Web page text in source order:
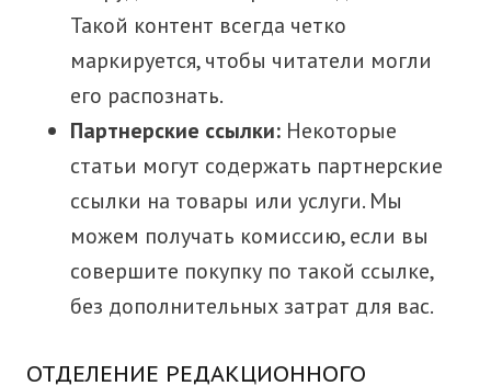
Такой контент всегда четко
маркируется, чтобы читатели могли
его распознать.
Партнерские ссылки: Некоторые
статьи могут содержать партнерские
ссылки на товары или услуги. Мы
можем получать комиссию, если вы
совершите покупку по такой ссылке,
без дополнительных затрат для вас.
ОТДЕЛЕНИЕ РЕДАКЦИОННОГО